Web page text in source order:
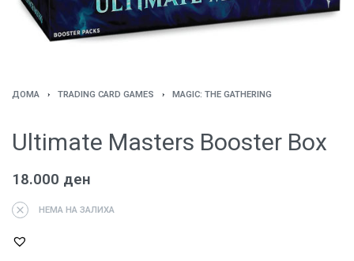
ДОМА › TRADING CARD GAMES › MAGIC: ТHE GATHERING
Ultimate Masters Booster Box
18.000 ден
НЕМА НА ЗАЛИХА